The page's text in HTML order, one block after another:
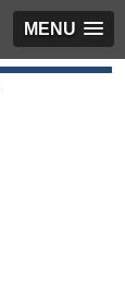
MENU